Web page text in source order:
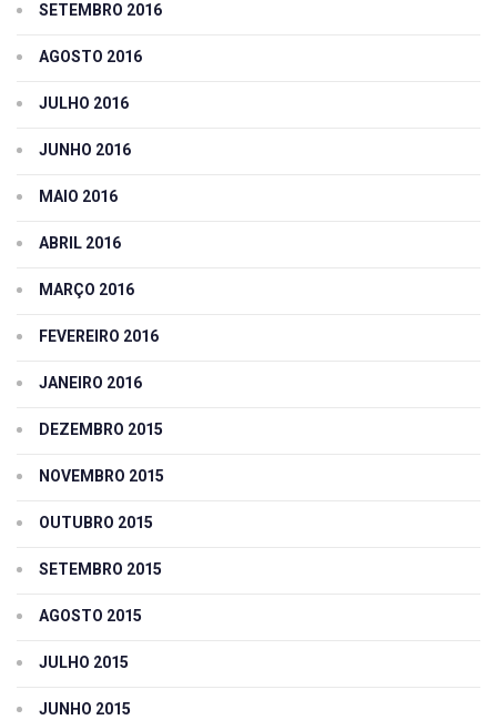
SETEMBRO 2016
AGOSTO 2016
JULHO 2016
JUNHO 2016
MAIO 2016
ABRIL 2016
MARÇO 2016
FEVEREIRO 2016
JANEIRO 2016
DEZEMBRO 2015
NOVEMBRO 2015
OUTUBRO 2015
SETEMBRO 2015
AGOSTO 2015
JULHO 2015
JUNHO 2015